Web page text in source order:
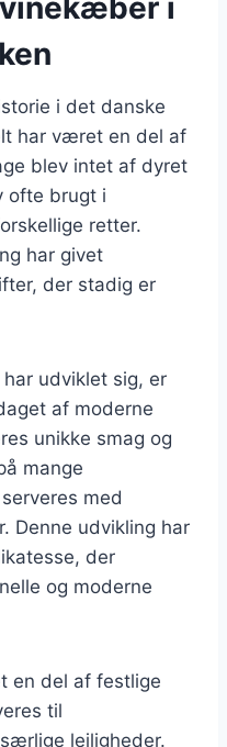
i det danske
har været en del af
blev intet af dyret
ofte brugt i
retter.
har givet
der stadig er
udviklet sig, er
af moderne
unikke smag og
mange
med
Denne udvikling har
der
og moderne
en del af festlige
til
lejligheder.